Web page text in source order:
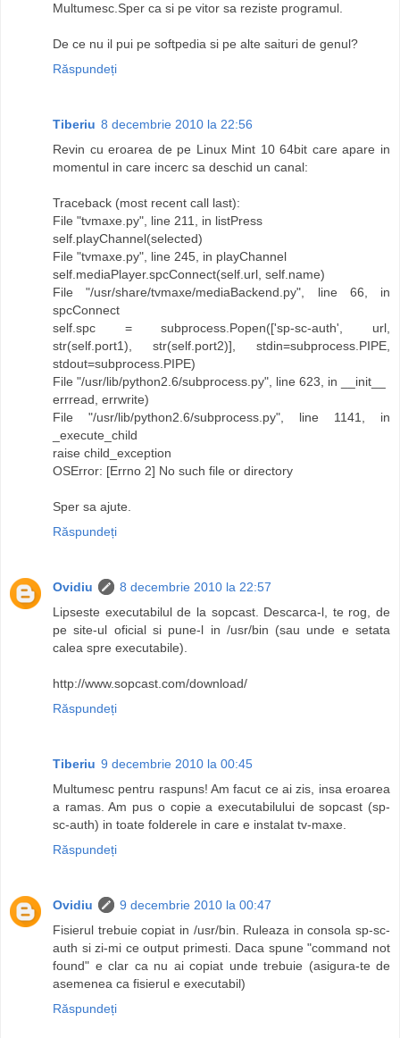
Multumesc.Sper ca si pe vitor sa reziste programul.
De ce nu il pui pe softpedia si pe alte saituri de genul?
Răspundeți
Tiberiu 8 decembrie 2010 la 22:56
Revin cu eroarea de pe Linux Mint 10 64bit care apare in
momentul in care incerc sa deschid un canal:
Traceback (most recent call last):
File "tvmaxe.py", line 211, in listPress
self.playChannel(selected)
File "tvmaxe.py", line 245, in playChannel
self.mediaPlayer.spcConnect(self.url, self.name)
File "/usr/share/tvmaxe/mediaBackend.py", line 66, in
spcConnect
self.spc = subprocess.Popen(['sp-sc-auth', url,
str(self.port1), str(self.port2)], stdin=subprocess.PIPE,
stdout=subprocess.PIPE)
File "/usr/lib/python2.6/subprocess.py", line 623, in __init__
errread, errwrite)
File "/usr/lib/python2.6/subprocess.py", line 1141, in
_execute_child
raise child_exception
OSError: [Errno 2] No such file or directory
Sper sa ajute.
Răspundeți
Ovidiu
8 decembrie 2010 la 22:57
Lipseste executabilul de la sopcast. Descarca-l, te rog, de
pe site-ul oficial si pune-l in /usr/bin (sau unde e setata
calea spre executabile).
http://www.sopcast.com/download/
Răspundeți
Tiberiu 9 decembrie 2010 la 00:45
Multumesc pentru raspuns! Am facut ce ai zis, insa eroarea
a ramas. Am pus o copie a executabilului de sopcast (sp-
sc-auth) in toate folderele in care e instalat tv-maxe.
Răspundeți
Ovidiu
9 decembrie 2010 la 00:47
Fisierul trebuie copiat in /usr/bin. Ruleaza in consola sp-sc-
auth si zi-mi ce output primesti. Daca spune "command not
found" e clar ca nu ai copiat unde trebuie (asigura-te de
asemenea ca fisierul e executabil)
Răspundeți